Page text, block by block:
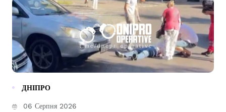
ДНІПРО
06 Серпня 2026